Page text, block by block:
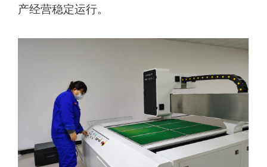
产经营稳定运行。